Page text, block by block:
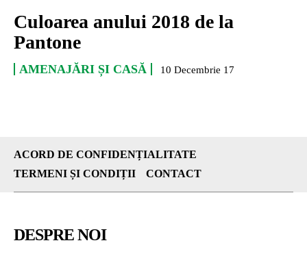
Culoarea anului 2018 de la
Pantone
AMENAJĂRI ȘI CASĂ 10 Decembrie 17
ACORD DE CONFIDENȚIALITATE
TERMENI ȘI CONDIȚII
CONTACT
DESPRE NOI